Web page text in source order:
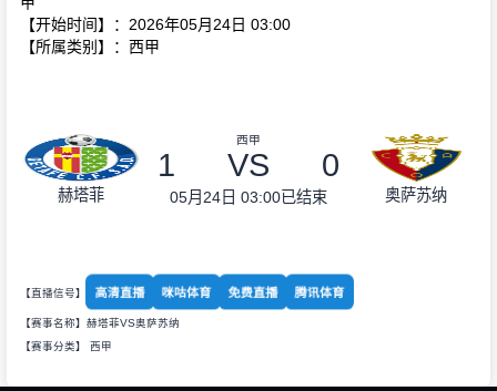
【开始时间】：2026年05月24日 03:00
【所属类别】：西甲
赫塔菲
西甲
1 VS 0
05月24日 03:00已结束 奥萨苏纳
【直播信号】 高清直播 咪咕体育 免费直播 腾讯体育
【赛事名称】赫塔菲VS奥萨苏纳
【赛事分类】 西甲